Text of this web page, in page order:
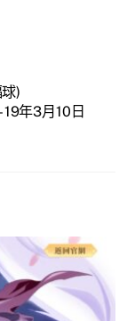
)
年3月10日